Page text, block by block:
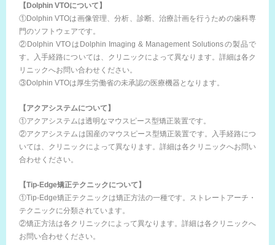
【Dolphin VTOについて】
①Dolphin VTOは画像管理、分析、診断、治療計画を行うための歯科専
門のソフトウェアです。
②Dolphin VTOはDolphin Imaging & Management Solutionsの製品で
す。入手経路については、クリニックによって異なります。詳細は各ク
リニックへお問い合わせください。
③Dolphin VTOは厚生労働省の未承認の医療機器となります。
【アクアシステムについて】
①アクアシステムは透明なマウスピース型矯正装置です。
②アクアシステムは国産のマウスピース型矯正装置です。入手経路につ
いては、クリニックによって異なります。詳細は各クリニックへお問い
合わせください。
【Tip-Edge矯正テクニックについて】
①Tip-Edge矯正テクニックは矯正方法の一種です。ストレートアーチ・
テクニックに分類されています。
②矯正方法は各クリニックによって異なります。詳細は各クリニックへ
お問い合わせください。